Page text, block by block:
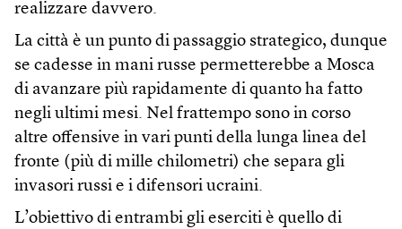
realizzare davvero.
La città è un punto di passaggio strategico, dunque
se cadesse in mani russe permetterebbe a Mosca
di avanzare più rapidamente di quanto ha fatto
negli ultimi mesi. Nel frattempo sono in corso
altre offensive in vari punti della lunga linea del
fronte (più di mille chilometri) che separa gli
invasori russi e i difensori ucraini.
L’obiettivo di entrambi gli eserciti è quello di